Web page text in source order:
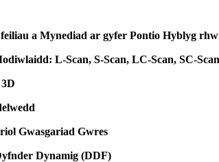
a Mynediad ar gyfer Pontio Hyblyg
L-Scan, S-Scan, LC-Scan, SC-
Gwasgariad Gwres
Dynamig (DDF)